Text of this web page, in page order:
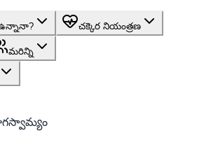
చక్కెర నియంత్రణ
మరిన్ని